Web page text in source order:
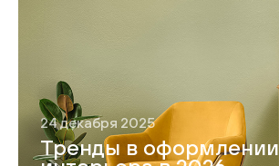
24 декабря 2025
Тренды в оформлении